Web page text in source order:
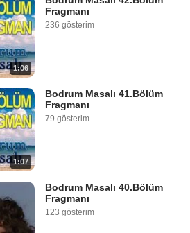
1:06
Fragmanı
236 gösterim
1:07
Bodrum Masalı 41.Bölüm
Fragmanı
79 gösterim
Bodrum Masalı 40.Bölüm
Fragmanı
123 gösterim